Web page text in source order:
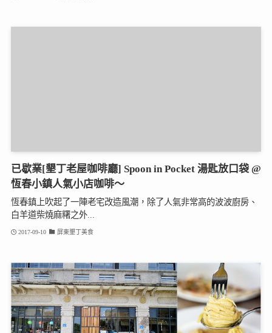
已歇業[墾丁老屋咖啡廳] Spoon in Pocket 湯匙放口袋 @
恆春小鎮人氣小店咖啡～
恆春鎮上吹起了一陣老宅改造風潮，除了人氣非常高的波波廚房、
白羊道柴燒麻糬之外...
2017-09-10 屏東墾丁美食